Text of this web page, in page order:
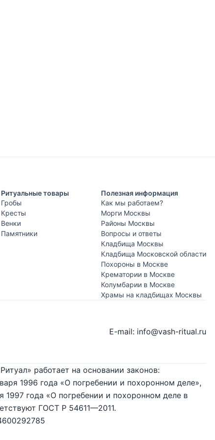
Ритуальные товары
Гробы
Кресты
Венки
Памятники
Полезная информация
Как мы работаем?
Морги Москвы
Районы Москвы
Вопросы и ответы
Кладбища Москвы
Кладбища Московской области
Похороны в Москве
Крематории в Москве
Колумбарии в Москве
Храмы на кладбищах Москвы
E-mail: info@vash-ritual.ru
работает на основании законов:
1996 года «О погребении и похоронном деле»,
года «О погребении и похоронном деле в
ГОСТ Р 54611—2011.